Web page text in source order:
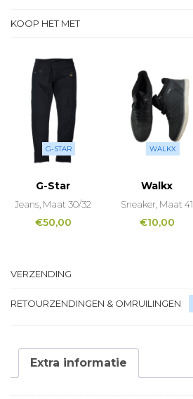
KOOP HET MET
G-STAR
G-Star
Jeans, Maat 30/32
€50,00
WALKX
Walkx
Sneaker, Maat 41
€10,00
VERZENDING
RETOURZENDINGEN & OMRUILINGEN
Extra informatie